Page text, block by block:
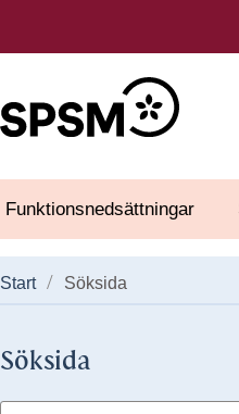
Funktionsnedsättningar
Start Söksida
Söksida